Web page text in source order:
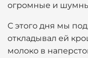
огромные и
С этого дня мы
откладывал ей
молоко в